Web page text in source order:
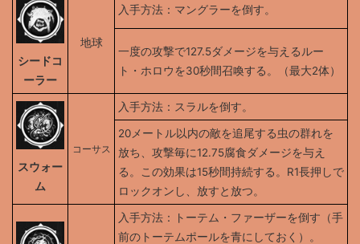
シードコ
ーラー
地球
入手方法：マングラーを倒す。
一度の攻撃で127.5ダメージを与えるルー
ト・ホロウを30秒間召喚する。（最大2体）
スウォー
ム
コーサス
入手方法：スラルを倒す。
20メートル以内の敵を追尾する虫の群れを
放ち、攻撃毎に12.75腐食ダメージを与え
る。この効果は15秒間持続する。R1長押しで
ロックオンし、放すと放つ。
入手方法：トーテム・ファーザーを倒す（手
前のトーテムポールを青にしておく）。